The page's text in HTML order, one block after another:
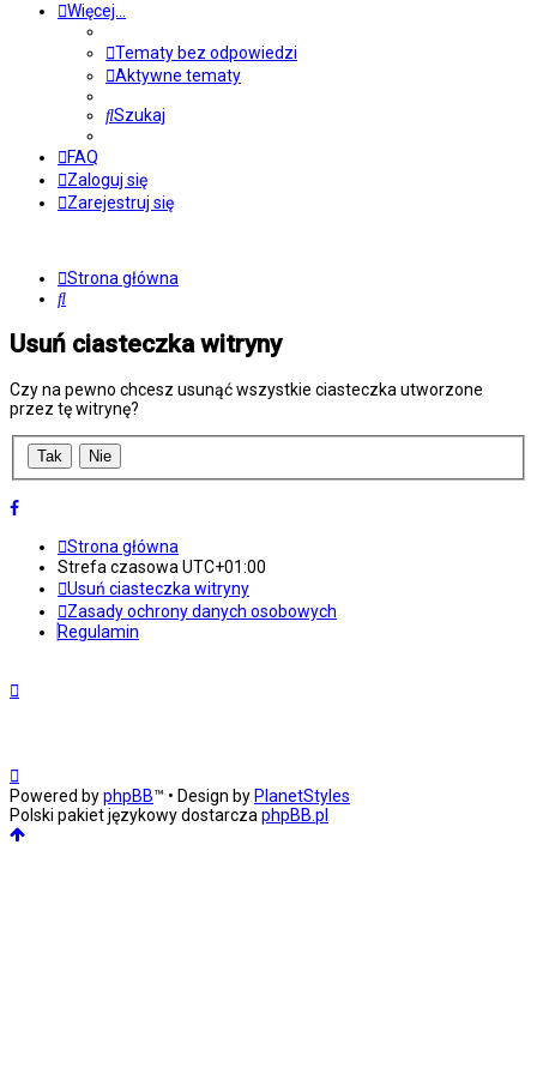
Więcej…
Tematy bez odpowiedzi
Aktywne tematy
Szukaj
FAQ
Zaloguj się
Zarejestruj się
Strona główna
Szukaj
Usuń ciasteczka witryny
Czy na pewno chcesz usunąć wszystkie ciasteczka utworzone
przez tę witrynę?
Strona główna
Strefa czasowaUTC+01:00
Usuń ciasteczka witryny
Zasady ochrony danych osobowych
Regulamin
Powered byphpBB™ • Design by PlanetStyles
Polski pakiet językowy dostarczaphpBB.pl